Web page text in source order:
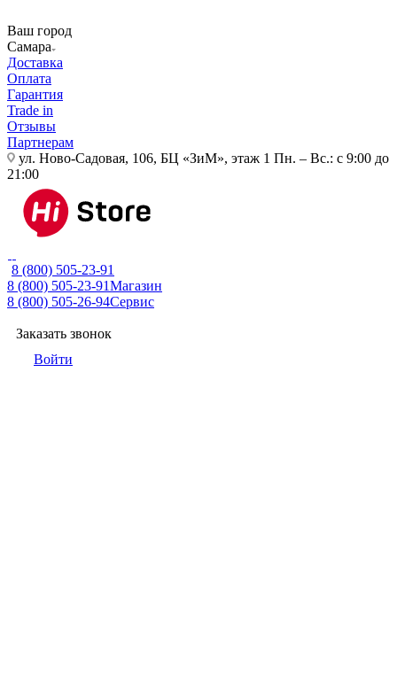
Ваш город
Самара
Доставка
Оплата
Гарантия
Trade in
Отзывы
Партнерам
ул. Ново-Садовая, 106, БЦ «ЗиМ», этаж 1 Пн. – Вс.: с 9:00 до
21:00
8 (800) 505-23-91
8 (800) 505-23-91Магазин
8 (800) 505-26-94Сервис
Заказать звонок
Войти